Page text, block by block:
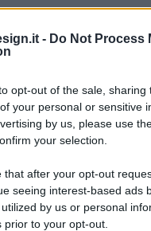
- Do Not Process
opt-out of the sale, sharing
your personal or sensitive
by us, please use
your selection.
that after your opt-out
seeing interest-based ads
by us or personal
prior to your opt-out.
Design - P.IVA
Tribunale Di Nocera
AL ROC N. 35792 –
NAZIONALE